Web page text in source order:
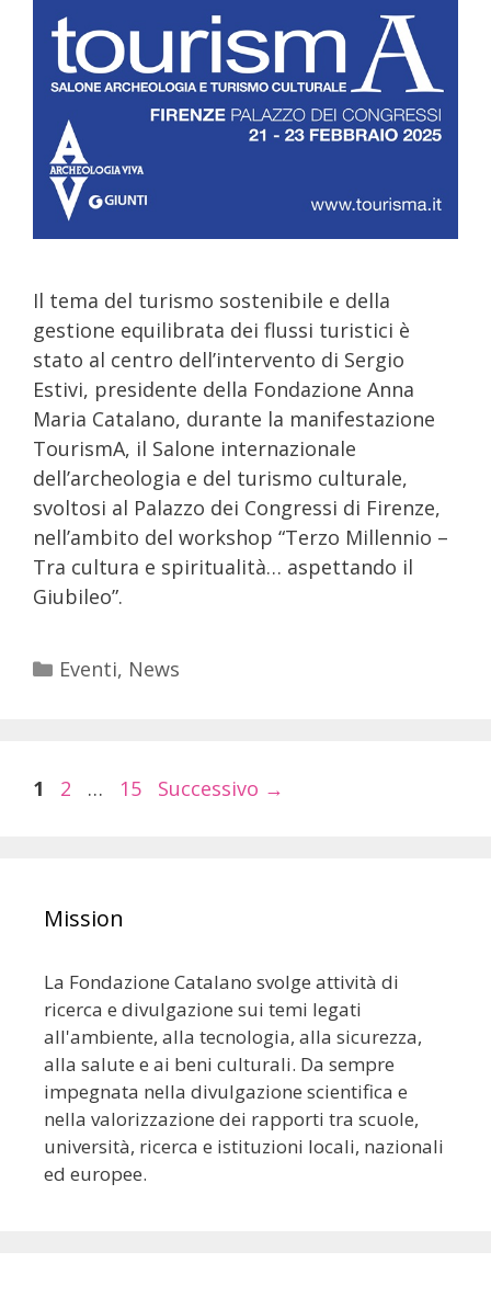
Il tema del turismo sostenibile e della
gestione equilibrata dei flussi turistici è
stato al centro dell’intervento di Sergio
Estivi, presidente della Fondazione Anna
Maria Catalano, durante la manifestazione
TourismA, il Salone internazionale
dell’archeologia e del turismo culturale,
svoltosi al Palazzo dei Congressi di Firenze,
nell’ambito del workshop “Terzo Millennio –
Tra cultura e spiritualità… aspettando il
Giubileo”.
Eventi, News
1 2 … 15 Successivo →
Mission
La Fondazione Catalano svolge attività di
ricerca e divulgazione sui temi legati
all'ambiente, alla tecnologia, alla sicurezza,
alla salute e ai beni culturali. Da sempre
impegnata nella divulgazione scientifica e
nella valorizzazione dei rapporti tra scuole,
università, ricerca e istituzioni locali, nazionali
ed europee.